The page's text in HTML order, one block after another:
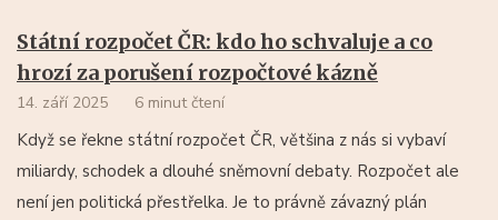
Státní rozpočet ČR: kdo ho schvaluje a co
hrozí za porušení rozpočtové kázně
14. září 2025 6 minut čtení
Když se řekne státní rozpočet ČR, většina z nás si vybaví
miliardy, schodek a dlouhé sněmovní debaty. Rozpočet ale
není jen politická přestřelka. Je to právně závazný plán